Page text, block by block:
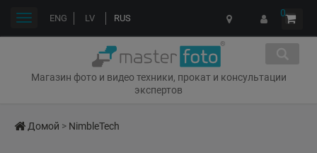
ENG LV RUS 0
Магазин фото и видео техники, прокат и консультации
экспертов
Переключить
Домой > NimbleTech